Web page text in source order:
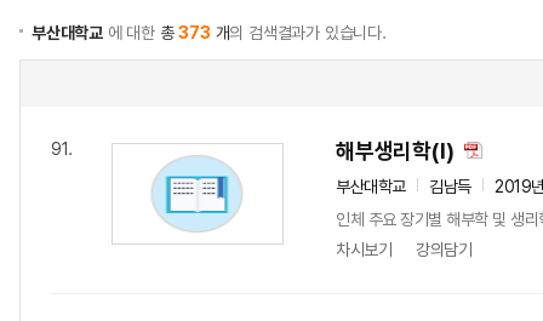
부산대학교 에 대한 총373 개의 검색결과가 있습니다.
91. 해부생리학(I)
부산대학교 김남득
2019
인체 주요 장기별 해부학 및 생리
차시보기
강의담기